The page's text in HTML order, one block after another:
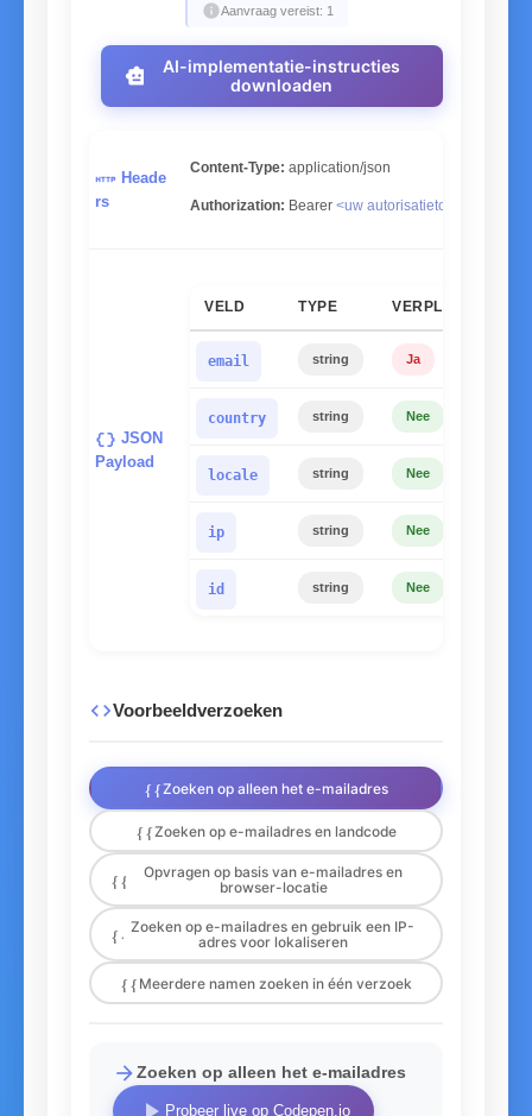
infoAanvraag vereist: 1
smart_toy
AI-implementatie-instructies
downloaden
http Heade
rs
Content-Type: application/json
Authorization: Bearer <uw autorisatietoken>
data_object JSON
Payload
VELD TYPE VERPLICHT
email string Ja
country string Nee
locale string Nee
ip string Nee
id string Nee
codeVoorbeeldverzoeken
{{ 1 }}
Zoeken op alleen het e-mailadres
{{ 2 }}
Zoeken op e-mailadres en landcode
{{ 3 }}Opvragen op basis van e-mailadres en
browser-locatie
{{ 4 }}
Zoeken op e-mailadres en gebruik een IP-
adres voor lokaliseren
{{ 5 }}
Meerdere namen zoeken in één verzoek
arrow_forwardZoeken op alleen het e-mailadres
Probeer live op Codepen.io